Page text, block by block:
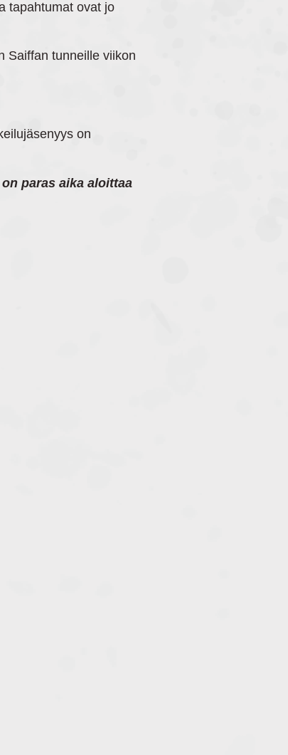
tapahtumat ovat jo
Saiffan tunneille viikon
on
paras aika aloittaa